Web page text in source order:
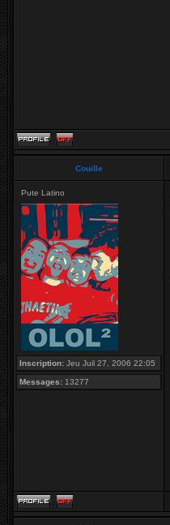
Couille
Pute Latino
Inscription: Jeu Juil 27, 2006 22:05
Messages: 13277